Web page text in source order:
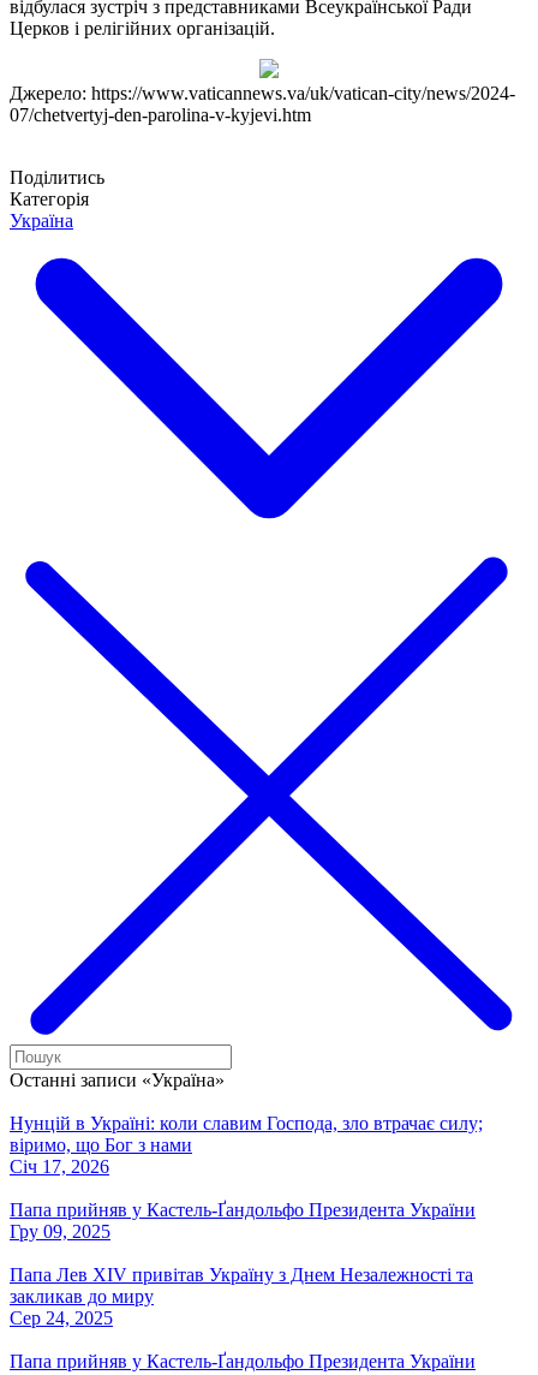
відбулася зустріч з представниками Всеукраїнської Ради
Церков і релігійних організацій.
Джерело: https://www.vaticannews.va/uk/vatican-city/news/2024-
07/chetvertyj-den-parolina-v-kyjevi.htm
Поділитись
Категорія
Україна
Останні записи «Україна»
Нунцій в Україні: коли славим Господа, зло втрачає силу;
віримо, що Бог з нами
Січ 17, 2026
Папа прийняв у Кастель-Ґандольфо Президента України
Гру 09, 2025
Папа Лев XIV привітав Україну з Днем Незалежності та
закликав до миру
Сер 24, 2025
Папа прийняв у Кастель-Ґандольфо Президента України